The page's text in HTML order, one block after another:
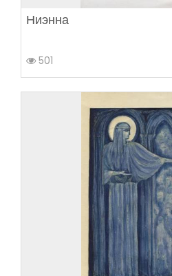
Ниэнна
501